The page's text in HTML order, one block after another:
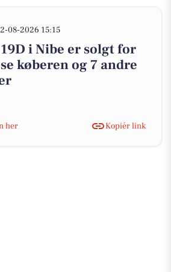
08-2026 15:15
i Nibe er solgt for
køberen og 7 andre
her
Kopiér link